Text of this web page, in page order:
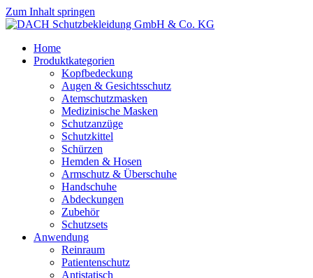
Zum Inhalt springen
Home
Produktkategorien
Kopfbedeckung
Augen & Gesichtsschutz
Atemschutzmasken
Medizinische Masken
Schutzanzüge
Schutzkittel
Schürzen
Hemden & Hosen
Armschutz & Überschuhe
Handschuhe
Abdeckungen
Zubehör
Schutzsets
Anwendung
Reinraum
Patientenschutz
Antistatisch